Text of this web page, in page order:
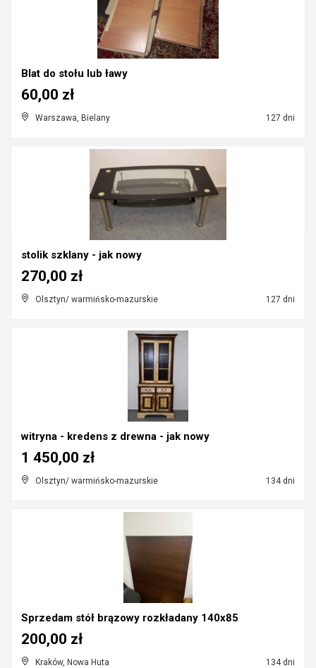
Blat do stołu lub ławy
Warszawa, Bielany 127 dni
60,00 zł
stolik szklany - jak nowy
Olsztyn/ warmińsko-mazurskie 127 dni
270,00 zł
witryna - kredens z drewna - jak nowy
Olsztyn/ warmińsko-mazurskie 134 dni
1 450,00 zł
Sprzedam stół brązowy rozkładany 140x85
Kraków, Nowa Huta 134 dni
200,00 zł